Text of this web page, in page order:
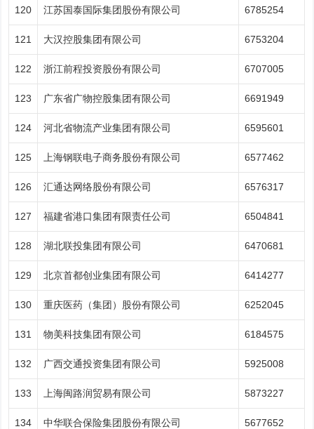
120 江苏国泰国际集团股份有限公司 6785254
121 大汉控股集团有限公司 6753204
122 浙江前程投资股份有限公司 6707005
123 广东省广物控股集团有限公司 6691949
124 河北省物流产业集团有限公司 6595601
125 上海钢联电子商务股份有限公司 6577462
126 汇通达网络股份有限公司 6576317
127 福建省港口集团有限责任公司 6504841
128 湖北联投集团有限公司 6470681
129 北京首都创业集团有限公司 6414277
130 重庆医药（集团）股份有限公司 6252045
131 物美科技集团有限公司 6184575
132 广西交通投资集团有限公司 5925008
133 上海闽路润贸易有限公司 5873227
134 中华联合保险集团股份有限公司 5677652